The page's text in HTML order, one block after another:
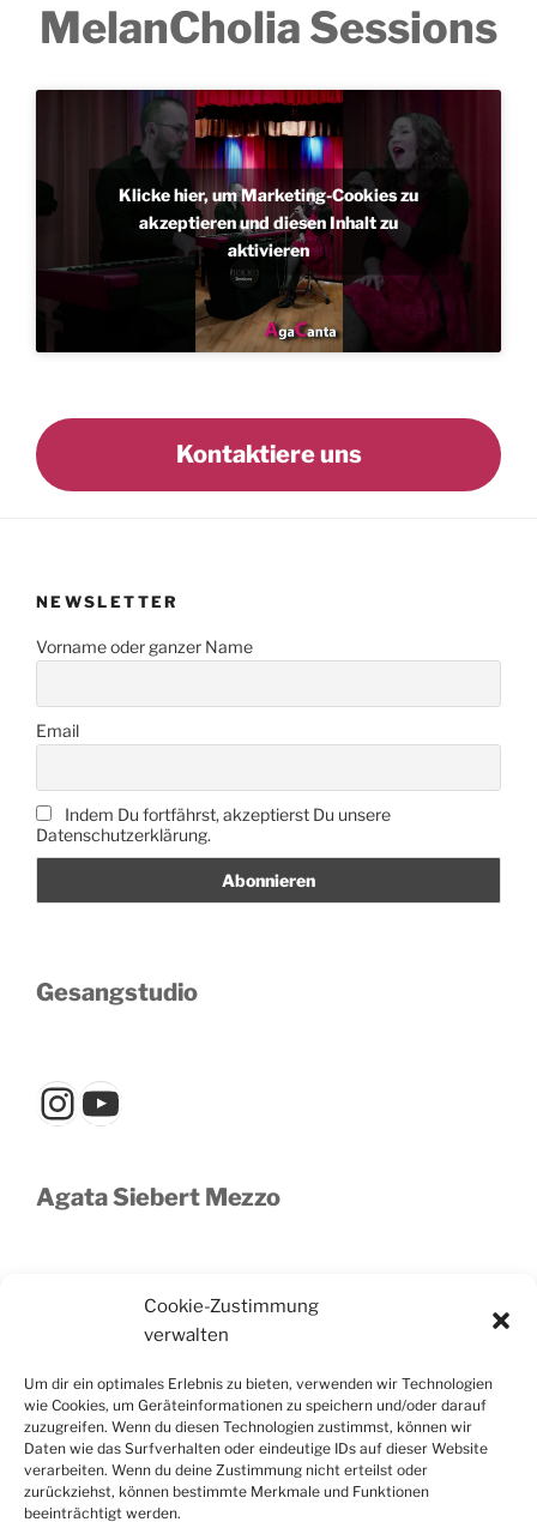
Cookie-Zustimmung
verwalten
Um dir ein optimales Erlebnis zu bieten, verwenden wir Technologien
wie Cookies, um Geräteinformationen zu speichern und/oder darauf
zuzugreifen. Wenn du diesen Technologien zustimmst, können wir
Daten wie das Surfverhalten oder eindeutige IDs auf dieser Website
verarbeiten. Wenn du deine Zustimmung nicht erteilst oder
zurückziehst, können bestimmte Merkmale und Funktionen
beeinträchtigt werden.
MelanCholia Sessions
Klicke hier, um Marketing-Cookies zu
akzeptieren und diesen Inhalt zu
aktivieren
Kontaktiere uns
NEWSLETTER
Vorname oder ganzer Name
Email
Indem Du fortfährst, akzeptierst Du unsere
Datenschutzerklärung.
Gesangstudio
Instagram
YouTube
Agata Siebert Mezzo
YouTube
Event-und Hochzeits Sängerin